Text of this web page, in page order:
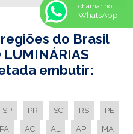
do Brasil
LUMINÁRIAS
embutir:
SP PR SC RS PE
PA AC AL AP MA
chamar no
WhatsApp